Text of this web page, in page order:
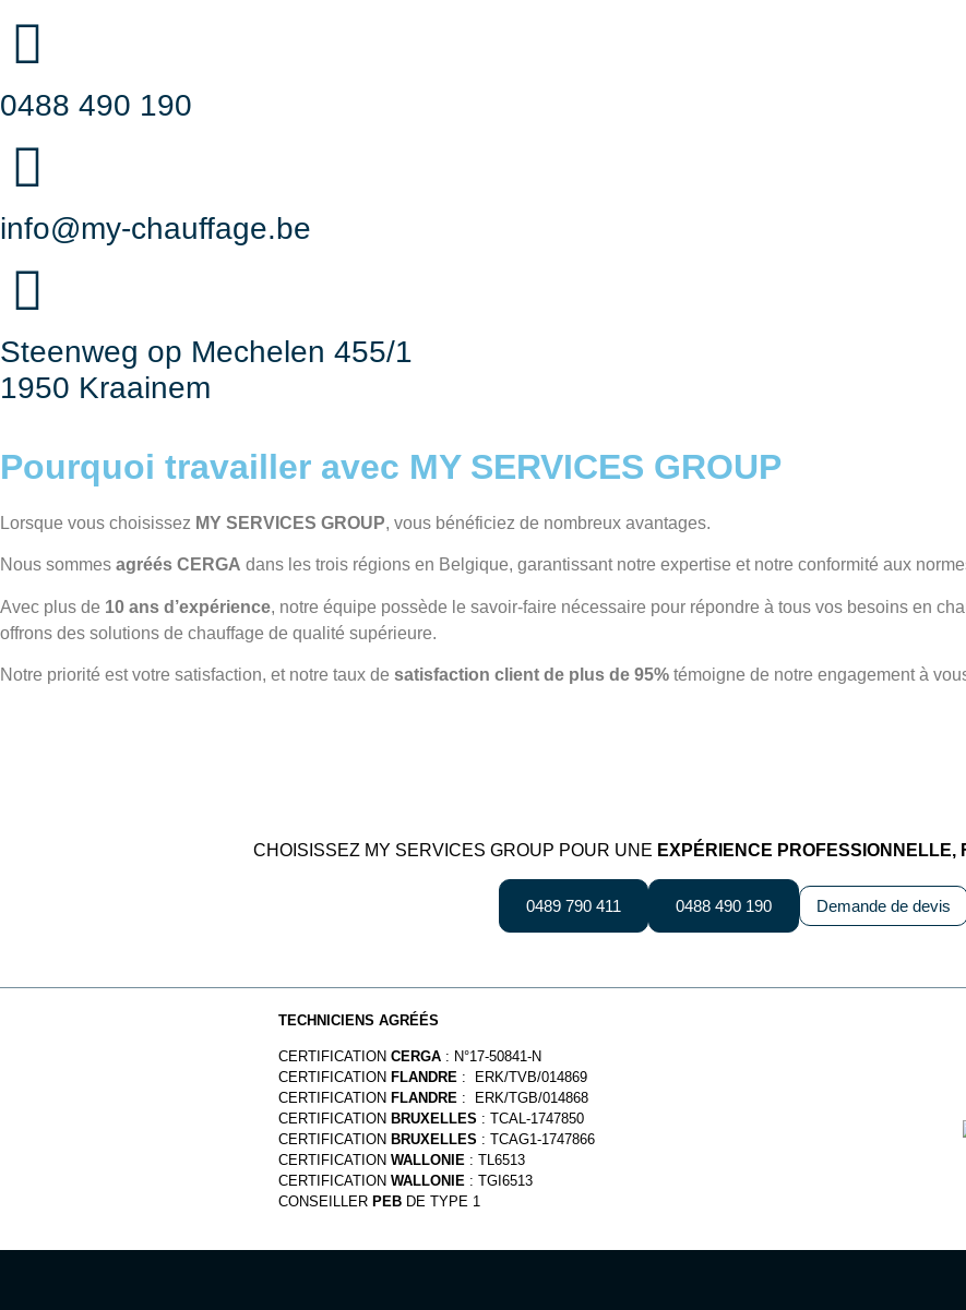
0488 490 190
info@my-chauffage.be
Steenweg op Mechelen 455/1
1950 Kraainem
Pourquoi travailler avec MY SERVICES GROUP
Lorsque vous choisissez MY SERVICES GROUP, vous bénéficiez de nombreux avantages.
Nous sommes agréés CERGA dans les trois régions en Belgique, garantissant notre expertise et notre conformité aux
Avec plus de 10 ans d’expérience, notre équipe possède le savoir-faire nécessaire pour répondre à tous vos besoins en
offrons des solutions de chauffage de qualité supérieure.
Notre priorité est votre satisfaction, et notre taux de satisfaction client de plus de 95% témoigne de notre engagement à
CHOISISSEZ MY SERVICES GROUP POUR UNE EXPÉRIENCE
0489 790 411 0488 490 190 Demande de devis
TECHNICIENS AGRÉÉS
CERTIFICATION CERGA: N°17-50841-N
CERTIFICATION FLANDRE: ERK/TVB/014869
CERTIFICATION FLANDRE: ERK/TGB/014868
CERTIFICATION BRUXELLES : TCAL-1747850
CERTIFICATION BRUXELLES : TCAG1-1747866
CERTIFICATION WALLONIE: TL6513
CERTIFICATION WALLONIE: TGI6513
CONSEILLER PEBDE TYPE 1